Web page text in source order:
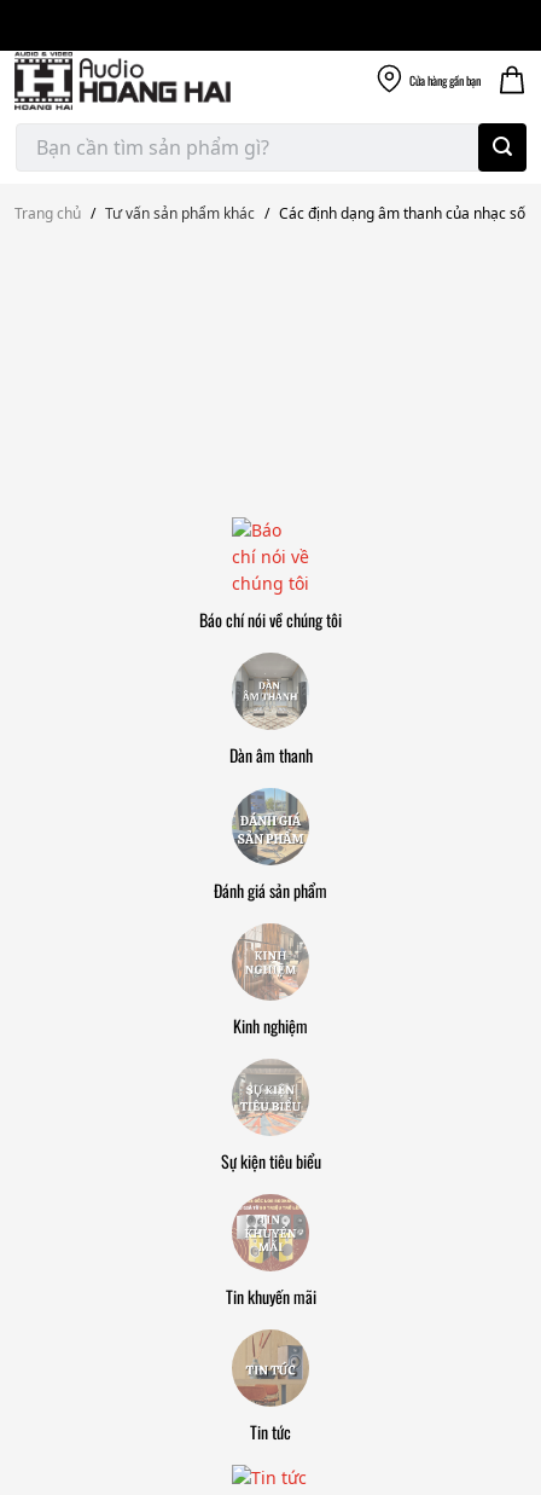
content
Cửa hànggần bạn
Tìm
kiếm:
Trang chủ / Tư vấn sản phẩm khác / Các định dạng âm thanh của nhạc số
Báo chí nói về chúng tôi
Dàn âm thanh
Đánh giá sản phẩm
Kinh nghiệm
Sự kiện tiêu biểu
Tin khuyến mãi
Tin tức